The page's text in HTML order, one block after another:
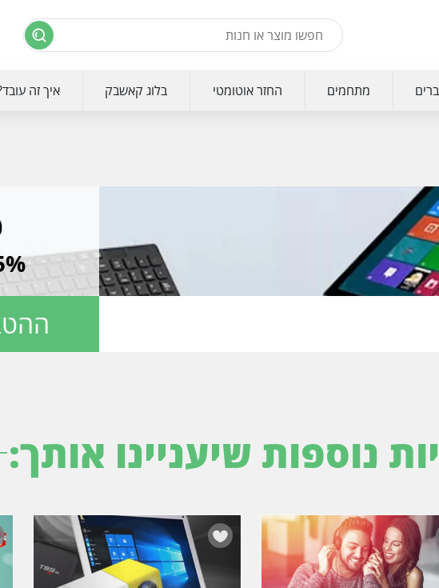
מתחמים החזר אוטומטי בלוג קאשבק איך זה
4.5%
נוספות שיעניינו אותך: